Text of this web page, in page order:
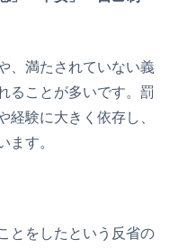
、満たされていない義
ることが多いです。罰
経験に大きく依存し、
ます。
とをしたという反省の